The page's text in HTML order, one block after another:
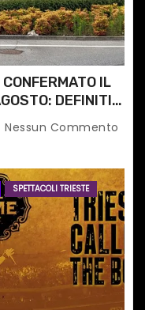
IL
DEFINITI
Nessun Commento
SPETTACOLI TRIESTE